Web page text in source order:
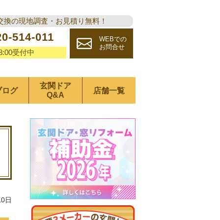
換の現地調査・お見積り無料！
514-011
受付中
WEBでの
お問合せ
ログ
玄関ドア
Q&A
店舗一覧
日